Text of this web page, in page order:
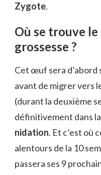
Zygote.
Où se trouve le
grossesse ?
Cet œuf sera d’abord
avant de migrer vers
(durant la deuxième
définitivement dans la
nidation. Et c’est où
alentours de la 10
passera ses 9